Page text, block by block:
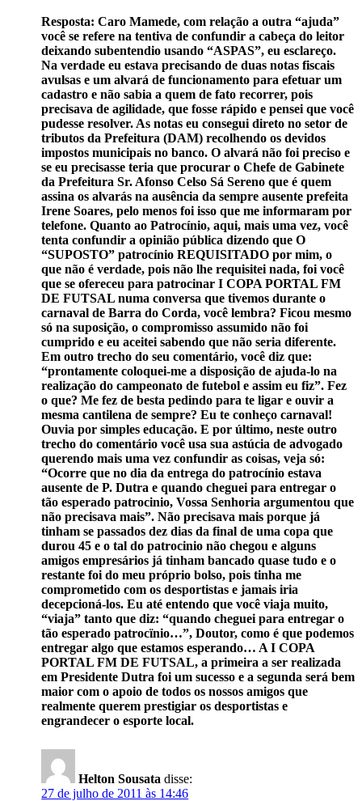
Resposta: Caro Mamede, com relação a outra “ajuda”
você se refere na tentiva de confundir a cabeça do leitor
deixando subentendio usando “ASPAS”, eu esclareço.
Na verdade eu estava precisando de duas notas fiscais
avulsas e um alvará de funcionamento para efetuar um
cadastro e não sabia a quem de fato recorrer, pois
precisava de agilidade, que fosse rápido e pensei que você
pudesse resolver. As notas eu consegui direto no setor de
tributos da Prefeitura (DAM) recolhendo os devidos
impostos municipais no banco. O alvará não foi preciso e
se eu precisasse teria que procurar o Chefe de Gabinete
da Prefeitura Sr. Afonso Celso Sá Sereno que é quem
assina os alvarás na ausência da sempre ausente prefeita
Irene Soares, pelo menos foi isso que me informaram por
telefone. Quanto ao Patrocínio, aqui, mais uma vez, você
tenta confundir a opinião pública dizendo que O
“SUPOSTO” patrocínio REQUISITADO por mim, o
que não é verdade, pois não lhe requisitei nada, foi você
que se ofereceu para patrocinar I COPA PORTAL FM
DE FUTSAL numa conversa que tivemos durante o
carnaval de Barra do Corda, você lembra? Ficou mesmo
só na suposição, o compromisso assumido não foi
cumprido e eu aceitei sabendo que não seria diferente.
Em outro trecho do seu comentário, você diz que:
“prontamente coloquei-me a disposição de ajuda-lo na
realização do campeonato de futebol e assim eu fiz”. Fez
o que? Me fez de besta pedindo para te ligar e ouvir a
mesma cantilena de sempre? Eu te conheço carnaval!
Ouvia por simples educação. E por último, neste outro
trecho do comentário você usa sua astúcia de advogado
querendo mais uma vez confundir as coisas, veja só:
“Ocorre que no dia da entrega do patrocínio estava
ausente de P. Dutra e quando cheguei para entregar o
tão esperado patrocinio, Vossa Senhoria argumentou que
não precisava mais”. Não precisava mais porque já
tinham se passados dez dias da final de uma copa que
durou 45 e o tal do patrocinio não chegou e alguns
amigos empresários já tinham bancado quase tudo e o
restante foi do meu próprio bolso, pois tinha me
comprometido com os desportistas e jamais iria
decepcioná-los. Eu até entendo que você viaja muito,
“viaja” tanto que diz: “quando cheguei para entregar o
tão esperado patrocïnio…”, Doutor, como é que podemos
entregar algo que estamos esperando… A I COPA
PORTAL FM DE FUTSAL, a primeira a ser realizada
em Presidente Dutra foi um sucesso e a segunda será bem
maior com o apoio de todos os nossos amigos que
realmente querem prestigiar os desportistas e
engrandecer o esporte local.
Helton Sousata disse:
27 de julho de 2011 às 14:46